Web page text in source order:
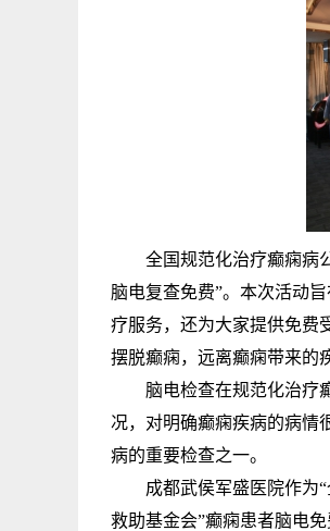
全国规范化治疗癫痫病公
脑电复查免费”。本次活动
疗服务，还为大家提供免费
摆脱癫痫，远离癫痫带来的
脑电检查在规范化治疗癫
况，对明确癫痫疾病的病情
病的重要检查之一。
成都武侯军盛医院作为“
救助基金会”癫痫患者脑电